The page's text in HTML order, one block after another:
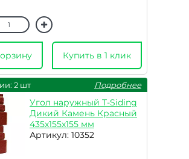
Купить в 1 клик
2 шт Подробнее
Угол наружный T-Siding
Дикий Камень Красный
435х155х155 мм
Артикул: 10352